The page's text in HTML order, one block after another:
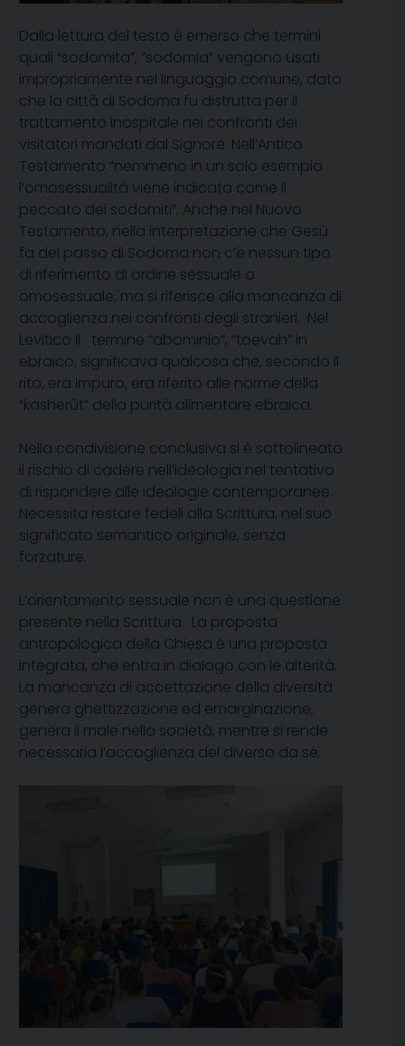
Dalla lettura del testo è emerso che termini
quali “sodomita”, “sodomia” vengono usati
impropriamente nel linguaggio comune, dato
che la città di Sodoma fu distrutta per il
trattamento inospitale nei confronti dei
visitatori mandati dal Signore. Nell’Antico
Testamento “nemmeno in un solo esempio
l’omosessualità viene indicata come il
peccato dei sodomiti”. Anche nel Nuovo
Testamento, nella interpretazione che Gesù
fa del passo di Sodoma non c’è nessun tipo
di riferimento di ordine sessuale o
omosessuale, ma si riferisce alla mancanza di
accoglienza nei confronti degli stranieri. Nel
Levitico il termine “abominio”, “toevah” in
ebraico, significava qualcosa che, secondo il
rito, era impuro, era riferito alle norme della
“kasherùt” della purità alimentare ebraica.
Nella condivisione conclusiva si è sottolineato
il rischio di cadere nell’ideologia nel tentativo
di rispondere alle ideologie contemporanee.
Necessita restare fedeli alla Scrittura, nel suo
significato semantico originale, senza
forzature.
L’orientamento sessuale non è una questione
presente nella Scrittura. La proposta
antropologica della Chiesa è una proposta
integrata, che entra in dialogo con le alterità.
La mancanza di accettazione della diversità
genera ghettizzazione ed emarginazione,
genera il male nella società, mentre si rende
necessaria l’accoglienza del diverso da sé.